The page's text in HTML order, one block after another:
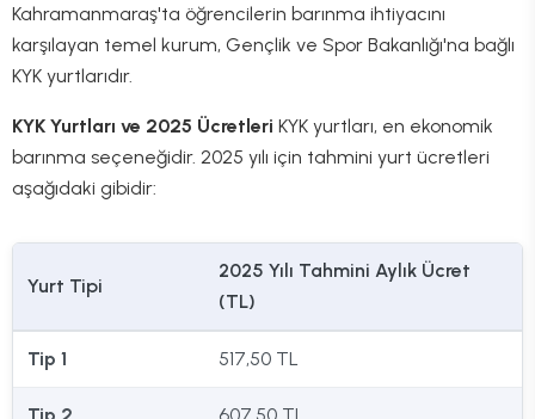
Kahramanmaraş'ta öğrencilerin barınma ihtiyacını
karşılayan temel kurum, Gençlik ve Spor Bakanlığı'na bağlı
KYK yurtlarıdır.
KYK Yurtları ve 2025 Ücretleri KYK yurtları, en ekonomik
barınma seçeneğidir. 2025 yılı için tahmini yurt ücretleri
aşağıdaki gibidir:
Yurt Tipi
2025 Yılı Tahmini Aylık Ücret
(TL)
Tip 1 517,50 TL